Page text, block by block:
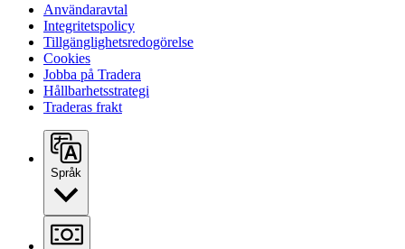
Användaravtal
Integritetspolicy
Tillgänglighetsredogörelse
Cookies
Jobba på Tradera
Hållbarhetsstrategi
Traderas frakt
Språk